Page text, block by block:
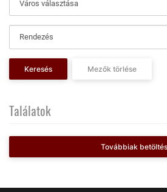
Keresés Mezők törlése
Találatok
Továbbiak